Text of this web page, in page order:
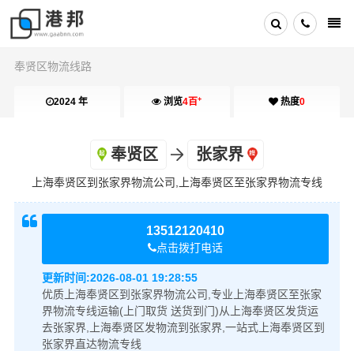
奉贤区物流线路
2024 年 浏览4百+ 热度0
奉贤区 张家界
上海奉贤区到张家界物流公司,上海奉贤区至张家界物流专线
13512120410
点击拨打电话
更新时间:2026-08-01 19:28:55
优质上海奉贤区到张家界物流公司,专业上海奉贤区至张家
界物流专线运输(上门取货 送货到门)从上海奉贤区发货运
去张家界,上海奉贤区发物流到张家界,一站式上海奉贤区到
张家界直达物流专线